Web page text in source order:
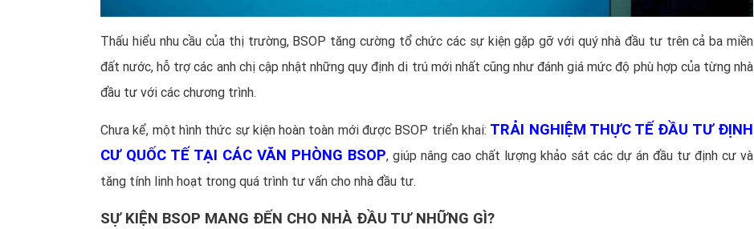
Thấu hiểu nhu cầu của thị trường, BSOP tăng cường tổ chức các sự kiện gặp gỡ với quý nhà đầu tư trên cả ba miền
đất nước, hỗ trợ các anh chị cập nhật những quy định di trú mới nhất cũng như đánh giá mức độ phù hợp của từng nhà
đầu tư với các chương trình.
Chưa kể, một hình thức sự kiện hoàn toàn mới được BSOP triển khai: TRẢI NGHIỆM THỰC TẾ ĐẦU TƯ ĐỊNH
CƯ QUỐC TẾ TẠI CÁC VĂN PHÒNG BSOP, giúp nâng cao chất lượng khảo sát các dự án đầu tư định cư và
tăng tính linh hoạt trong quá trình tư vấn cho nhà đầu tư.
SỰ KIỆN BSOP MANG ĐẾN CHO NHÀ ĐẦU TƯ NHỮNG GÌ?